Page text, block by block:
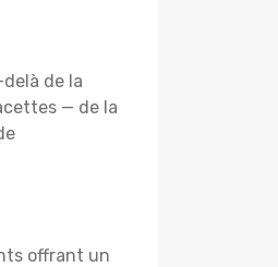
de la
— de la
offrant un